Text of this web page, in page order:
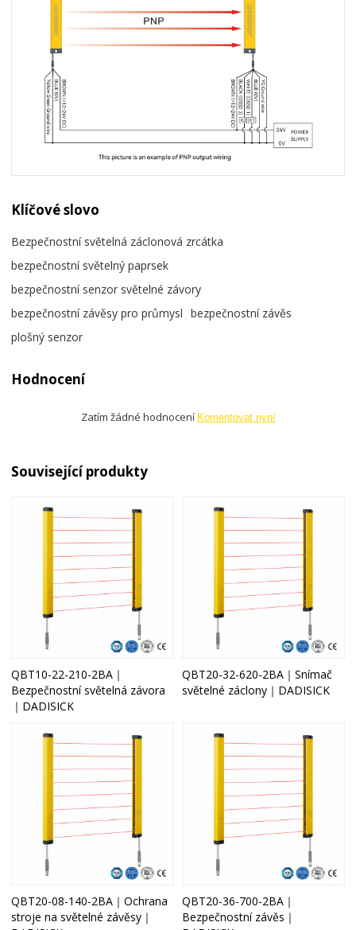
Klíčové slovo
Bezpečnostní světelná záclonová zrcátka
bezpečnostní světelný paprsek
bezpečnostní senzor světelné závory
bezpečnostní závěsy pro průmysl
bezpečnostní závěs
plošný senzor
Hodnocení
Zatím žádné hodnocení Komentovat nyní
Související produkty
QBT10-22-210-2BA｜
Bezpečnostní světelná závora
｜DADISICK
QBT20-32-620-2BA｜Snímač
světelné záclony｜DADISICK
QBT20-08-140-2BA｜Ochrana
stroje na světelné závěsy｜
QBT20-36-700-2BA｜
Bezpečnostní závěs｜